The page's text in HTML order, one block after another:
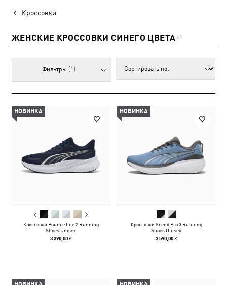
Кроссовки
ЖЕНСКИЕ КРОССОВКИ СИНЕГО ЦВЕТА 69
Фильтры (1)
НОВИНКА
Кроссовки Pounce Lite 2 Running
Shoes Unisex
3 390,00 ₴
НОВИНКА
Кроссовки Scend Pro 3 Running
Shoes Unisex
3 590,00 ₴